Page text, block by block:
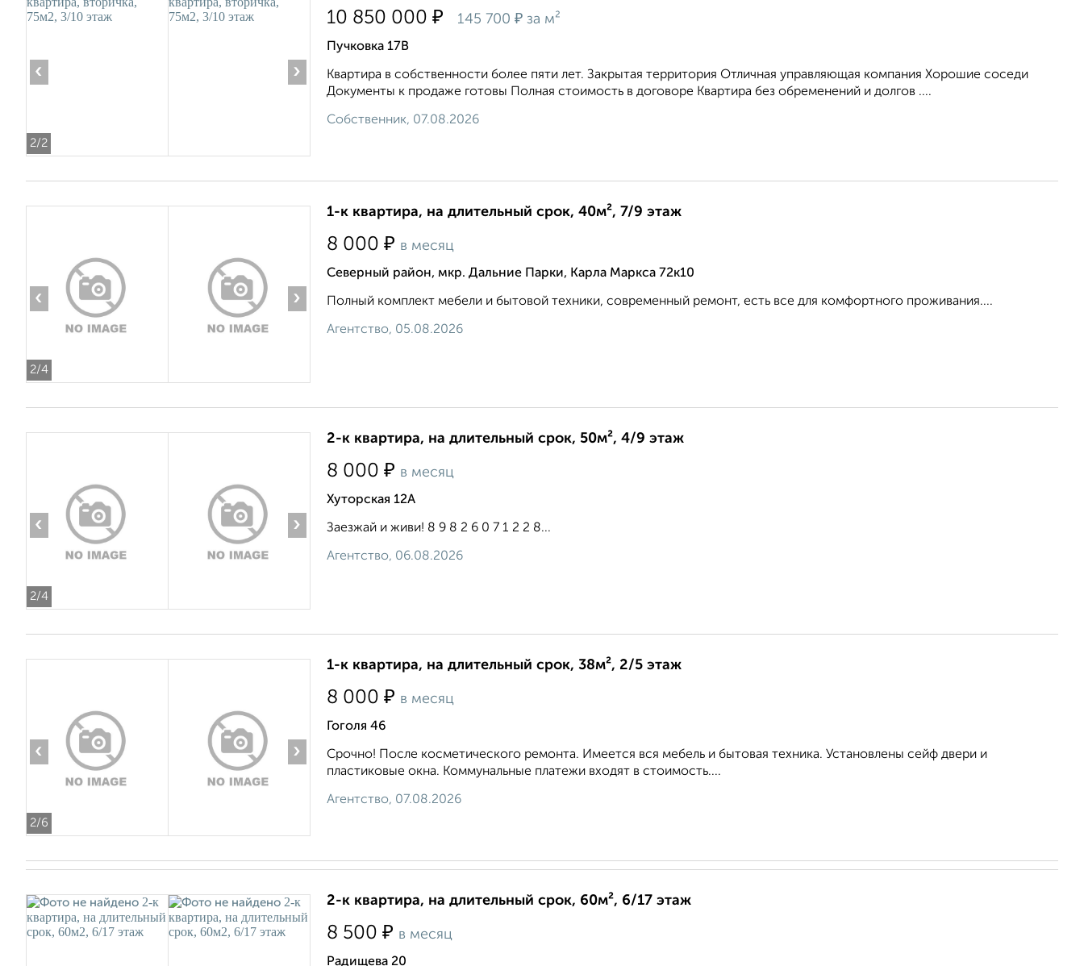
2/2
‹ ›
10 850 000 ₽ 145 700 ₽ за м²
Пучковка 17В
Квартира в собственности более пяти лет. Закрытая территория Отличная управляющая компания Хорошие соседи
Документы к продаже готовы Полная стоимость в договоре Квартира без обременений и долгов ....
Собственник, 07.08.2026
2/4
‹ ›
1-к квартира, на длительный срок, 40м², 7/9 этаж
8 000 ₽ в месяц
Северный район, мкр. Дальние Парки, Карла Маркса 72к10
Полный комплект мебели и бытовой техники, современный ремонт, есть все для комфортного проживания....
Агентство, 05.08.2026
2/4
‹ ›
2-к квартира, на длительный срок, 50м², 4/9 этаж
8 000 ₽ в месяц
Хуторская 12А
Заезжай и живи! 8 9 8 2 6 0 7 1 2 2 8...
Агентство, 06.08.2026
2/6
‹ ›
1-к квартира, на длительный срок, 38м², 2/5 этаж
8 000 ₽ в месяц
Гоголя 46
Срочно! После косметического ремонта. Имеется вся мебель и бытовая техника. Установлены сейф двери и
пластиковые окна. Коммунальные платежи входят в стоимость....
Агентство, 07.08.2026
2-к квартира, на длительный срок, 60м², 6/17 этаж
8 500 ₽ в месяц
Радищева 20